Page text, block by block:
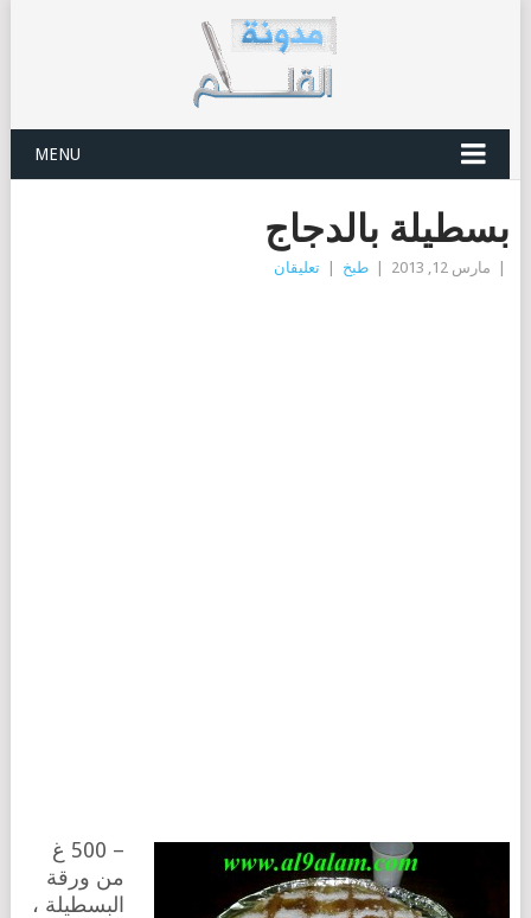
MENU
بسطيلة بالدجاج
مارس 12, 2013 طبخ تعليقان
– 500 غ
من ورقة
البسطيلة ،